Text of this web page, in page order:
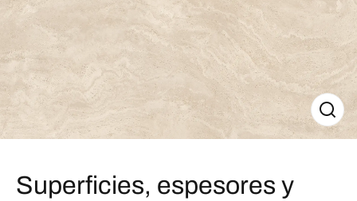
Superficies, espesores y